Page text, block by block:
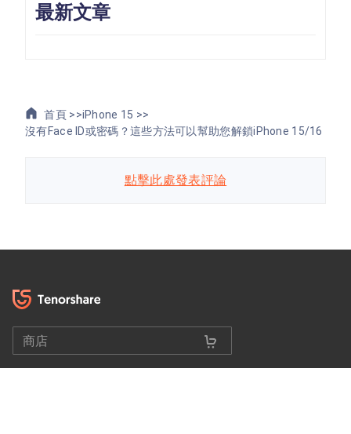
最新文章
首頁 >>iPhone 15 >>
沒有Face ID或密碼？這些方法可以幫助您解鎖iPhone 15/16
點擊此處發表評論
商店